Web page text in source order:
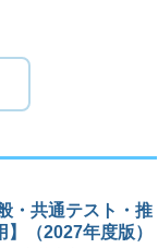
・共通テスト・推
（2027年度版）